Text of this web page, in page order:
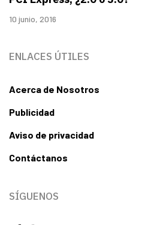
10 junio, 2016
ENLACES ÚTILES
Acerca de Nosotros
Publicidad
Aviso de privacidad
Contáctanos
SÍGUENOS